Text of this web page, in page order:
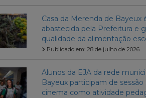
Casa da Merenda de Bayeux
abastecida pela Prefeitura e
qualidade da alimentação
Publicado em: 28 de julho de 2026
Alunos da EJA da rede
Bayeux participam de sessão
cinema como atividade